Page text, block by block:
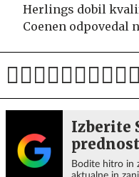
Herlings dobil
Coenen odpovedal
Izberite
Bodite hitro in